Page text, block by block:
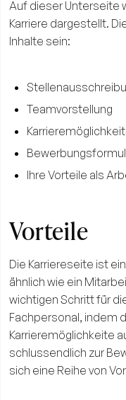
Auf dieser Unterseite
Karriere dargestellt.
Inhalte sein:
Teamvorstellung
Ihre Vorteile als
Vorteile
Die Karriereseite ist
ähnlich wie ein
wichtigen Schritt für
Fachpersonal, indem
Karrieremöglichkeite
schlussendlich zur
sich eine Reihe von